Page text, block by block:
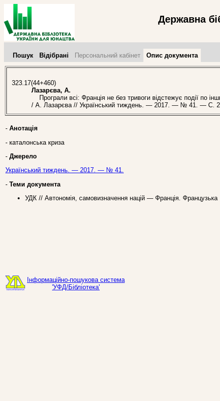
Державна
Пошук Відібрані Персональний кабінет Опис документа
323.17(44+460)
Лазарєва, А.
Програли всі: Франція не без тривоги відстежує події по
/ А. Лазарєва // Український тиждень. — 2017. — № 41. — С.
- Анотація
- каталонська криза
- Джерело
Український тиждень. — 2017. — № 41.
- Теми документа
УДК // Автономія, самовизначення націй — Франція. Французька
Інформаційно-пошукова система
'УФД/Бібліотека'